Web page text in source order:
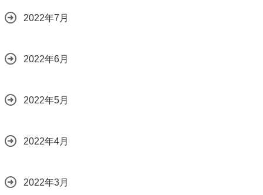
2022年7月
2022年6月
2022年5月
2022年4月
2022年3月